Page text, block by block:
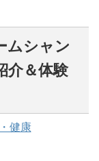
ムシャン
介＆体験
健康